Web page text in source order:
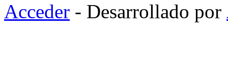
Acceder - Desarrollado por